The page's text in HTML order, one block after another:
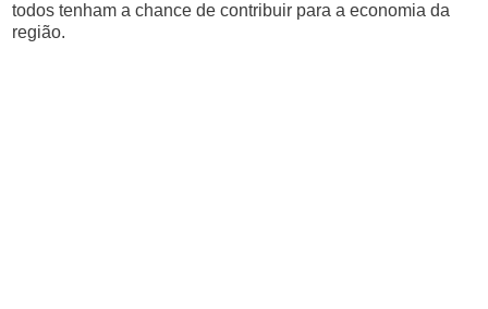
todos tenham a chance de contribuir para a economia da
região.